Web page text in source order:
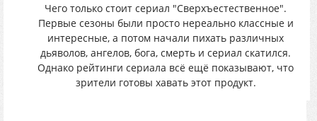
Чего только стоит сериал "Сверхъестественное".
Первые сезоны были просто нереально классные и
интересные, а потом начали пихать различных
дьяволов, ангелов, бога, смерть и сериал скатился.
Однако рейтинги сериала всё ещё показывают, что
зрители готовы хавать этот продукт.